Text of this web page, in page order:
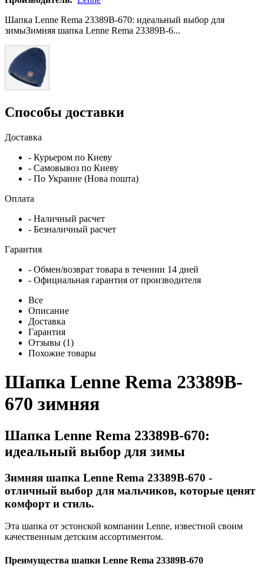
Шапка Lenne Rema 23389B-670: идеальный выбор для
зимыЗимняя шапка Lenne Rema 23389B-6...
Способы доставки
Доставка
- Курьером по Киеву
- Самовывоз по Киеву
- По Украине (Нова пошта)
Оплата
- Наличный расчет
- Безналичный расчет
Гарантия
- Обмен/возврат товара в течении 14 дней
- Официальная гарантия от производителя
Все
Описание
Доставка
Гарантия
Отзывы (1)
Похожие товары
Шапка Lenne Rema 23389B-
670 зимняя
Шапка Lenne Rema 23389B-670:
идеальный выбор для зимы
Зимняя шапка Lenne Rema 23389B-670 -
отличный выбор для мальчиков, которые ценят
комфорт и стиль.
Эта шапка от эстонской компании Lenne, известной своим
качественным детским ассортиментом.
Преимущества шапки Lenne Rema 23389B-670